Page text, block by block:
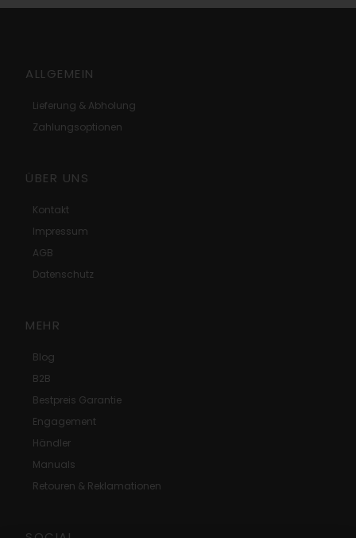
ALLGEMEIN
Lieferung & Abholung
Zahlungsoptionen
ÜBER UNS
Kontakt
Impressum
AGB
Datenschutz
MEHR
Blog
B2B
Bestpreis Garantie
Engagement
Händler
Manuals
Retouren & Reklamationen